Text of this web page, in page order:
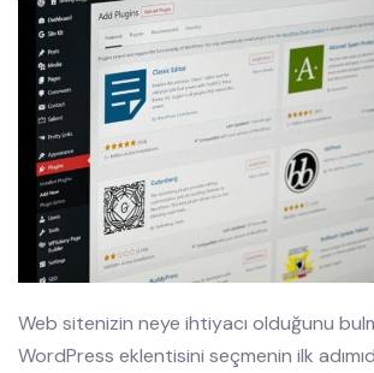
Web sitenizin neye ihtiyacı olduğunu
WordPress eklentisini seçmenin ilk